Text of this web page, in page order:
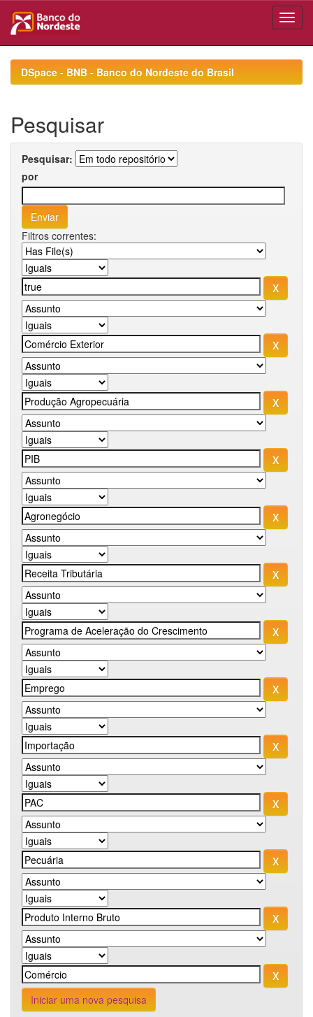
navigationDSpace - BNB - Banco do Nordeste do Brasil
Pesquisar
Pesquisar:
por
Filtros correntes:
Iniciar uma nova pesquisa